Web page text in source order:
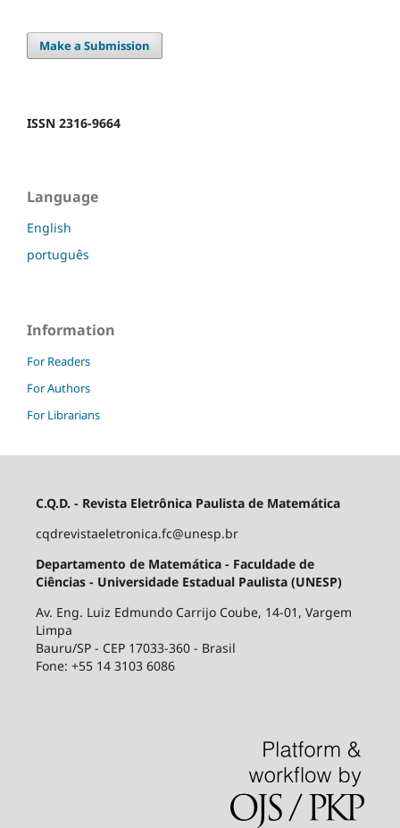
Make a Submission
ISSN 2316-9664
Language
English
português
Information
For Readers
For Authors
For Librarians
C.Q.D. - Revista Eletrônica Paulista de Matemática
cqdrevistaeletronica.fc@unesp.br
Departamento de Matemática - Faculdade de
Ciências - Universidade Estadual Paulista (UNESP)
Av. Eng. Luiz Edmundo Carrijo Coube, 14-01, Vargem
Limpa
Bauru/SP - CEP 17033-360 - Brasil
Fone: +55 14 3103 6086